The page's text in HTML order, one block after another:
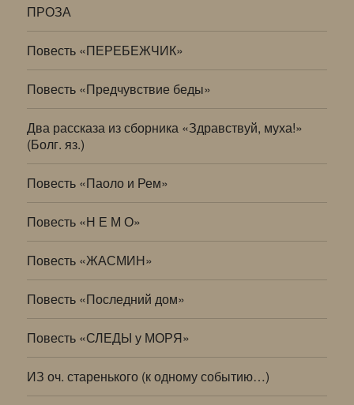
ПРОЗА
Повесть «ПЕРЕБЕЖЧИК»
Повесть «Предчувствие беды»
Два рассказа из сборника «Здравствуй, муха!»
(Болг. яз.)
Повесть «Паоло и Рем»
Повесть «Н Е М О»
Повесть «ЖАСМИН»
Повесть «Последний дом»
Повесть «СЛЕДЫ у МОРЯ»
ИЗ оч. старенького (к одному событию…)